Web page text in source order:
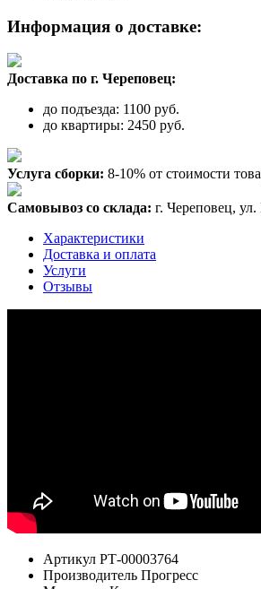
Информация о доставке:
Доставка по г. Череповец:
до подъезда: 1100 руб.
до квартиры: 2450 руб.
Услуга сборки: 8-10% от стоимости
Самовывоз со склада: г. Череповец,
Характеристики
Доставка и оплата
Услуги
Отзывы
Артикул РТ-00003764
Производитель Прогресс